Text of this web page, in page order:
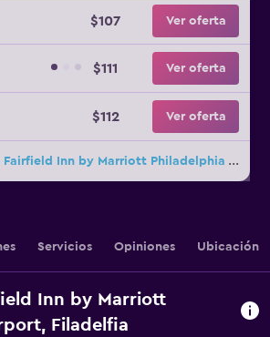
$107 Ver oferta
$111 Ver oferta
$112 Ver oferta
36 ofertas más de Fairfield Inn by Marriott Philadelphia Airport
Servicios Opiniones Ubicación
Inn by Marriott
Filadelfia